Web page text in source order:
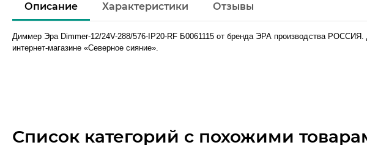
Описание Характеристики Отзывы
Диммер Эра Dimmer-12/24V-288/576-IP20-RF Б0061115 от бренда ЭРА производства
интернет-магазине «Северное сияние».
Список категорий с похожими